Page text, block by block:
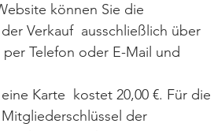
können Sie die
Verkauf  ausschließlich über
Telefon oder E-Mail und
Karte  kostet 20,00 €. Für die
der